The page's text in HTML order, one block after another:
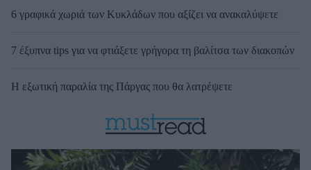
6 γραφικά χωριά των Κυκλάδων που αξίζει να ανακαλύψετε
7 έξυπνα tips για να φτιάξετε γρήγορα τη βαλίτσα των διακοπών
Η εξωτική παραλία της Πάργας που θα λατρέψετε